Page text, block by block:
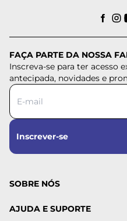
FAÇA PARTE DA NOSSA
Inscreva-se para ter acesso
antecipada, novidades e
Inscrever-se
SOBRE NÓS
AJUDA E SUPORTE